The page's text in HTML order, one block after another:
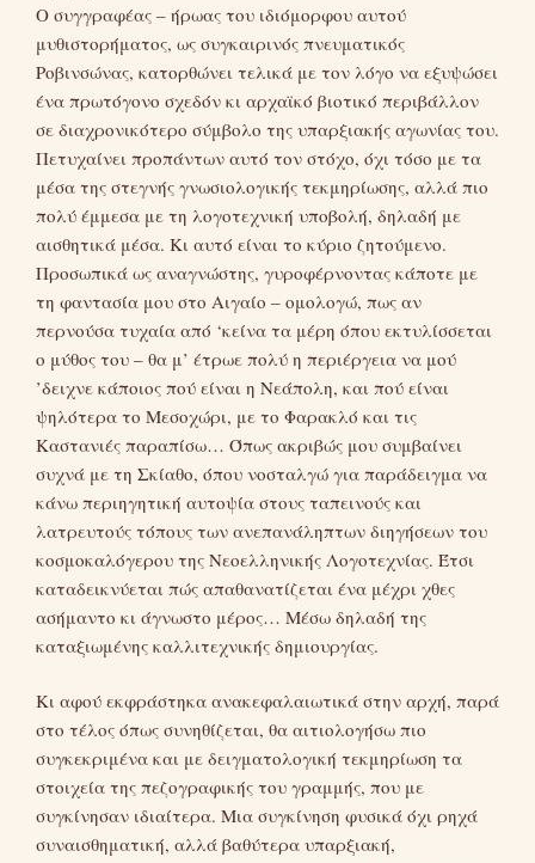
Ο συγγραφέας – ήρωας του ιδιόμορφου αυτού
μυθιστορήματος, ως συγκαιρινός πνευματικός
Ροβινσώνας, κατορθώνει τελικά με τον λόγο να εξυψώσει
ένα πρωτόγονο σχεδόν κι αρχαϊκό βιοτικό περιβάλλον
σε διαχρονικότερο σύμβολο της υπαρξιακής αγωνίας του.
Πετυχαίνει προπάντων αυτό τον στόχο, όχι τόσο με τα
μέσα της στεγνής γνωσιολογικής τεκμηρίωσης, αλλά πιο
πολύ έμμεσα με τη λογοτεχνική υποβολή, δηλαδή με
αισθητικά μέσα. Κι αυτό είναι το κύριο ζητούμενο.
Προσωπικά ως αναγνώστης, γυροφέρνοντας κάποτε με
τη φαντασία μου στο Αιγαίο – ομολογώ, πως αν
περνούσα τυχαία από ‘κείνα τα μέρη όπου εκτυλίσσεται
ο μύθος του – θα μ’ έτρωε πολύ η περιέργεια να μού
’δειχνε κάποιος πού είναι η Νεάπολη, και πού είναι
ψηλότερα το Μεσοχώρι, με το Φαρακλό και τις
Καστανιές παραπίσω… Όπως ακριβώς μου συμβαίνει
συχνά με τη Σκίαθο, όπου νοσταλγώ για παράδειγμα να
κάνω περιηγητική αυτοψία στους ταπεινούς και
λατρευτούς τόπους των ανεπανάληπτων διηγήσεων του
κοσμοκαλόγερου της Νεοελληνικής Λογοτεχνίας. Έτσι
καταδεικνύεται πώς απαθανατίζεται ένα μέχρι χθες
ασήμαντο κι άγνωστο μέρος… Μέσω δηλαδή της
καταξιωμένης καλλιτεχνικής δημιουργίας.
Κι αφού εκφράστηκα ανακεφαλαιωτικά στην αρχή, παρά
στο τέλος όπως συνηθίζεται, θα αιτιολογήσω πιο
συγκεκριμένα και με δειγματολογική τεκμηρίωση τα
στοιχεία της πεζογραφικής του γραμμής, που με
συγκίνησαν ιδιαίτερα. Μια συγκίνηση φυσικά όχι ρηχά
συναισθηματική, αλλά βαθύτερα υπαρξιακή,